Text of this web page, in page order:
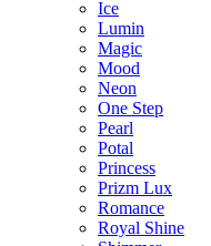
Ice
Lumin
Magic
Mood
Neon
One Step
Pearl
Potal
Princess
Prizm Lux
Romance
Royal Shine